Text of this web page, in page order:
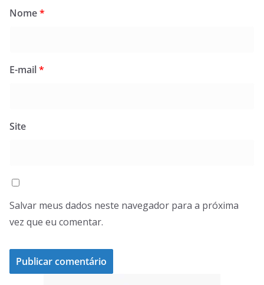
Nome*
E-mail*
Site
Salvar meus dados neste navegador para a próxima
vez que eu comentar.